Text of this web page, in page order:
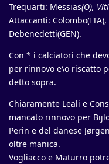
Trequarti: Messias(O),
Attaccanti:
Debenedetti(GEN).
Con * i calciatori che
per rinnovo e\o riscatto
detto sopra.
Chiaramente Leali e
mancato rinnovo per
Perin e del danese
oltre manica.
Vogliacco e Maturro